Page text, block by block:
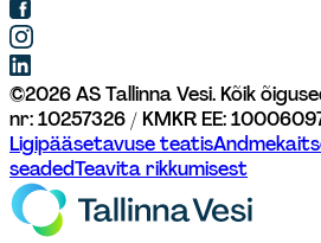
©2026AS Tallinna Vesi. Kõik
nr: 10257326 / KMKR EE:
Ligipääsetavuse teatis
seadedTeavita rikkumisest